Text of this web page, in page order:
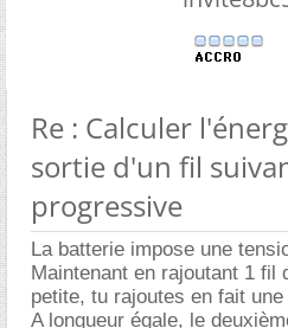
Re : Calculer
sortie d'un fil
progressive
La batterie impose une
Maintenant en rajoutant 1 fil
petite, tu rajoutes en fait
A longueur égale, le